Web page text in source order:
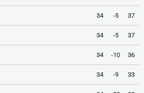
34 -5 37
34 -5 37
34 -10 36
34 -9 33